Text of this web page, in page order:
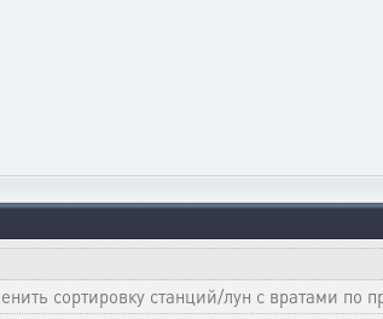
сортировку станций/лун с вратами по